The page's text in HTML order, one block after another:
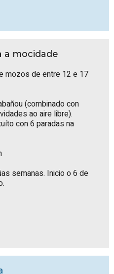
a mocidade
mozos de entre 12 e 17
(combinado con
ao aire libre).
con 6 paradas na
semanas. Inicio o 6 de